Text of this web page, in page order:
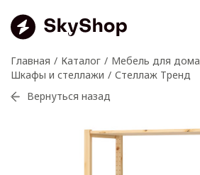
Главная Каталог
Мебель для дома
Шкафы и стеллажи
Стеллаж Тренд
Вернуться назад